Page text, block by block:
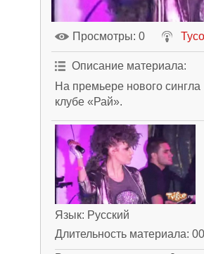
Просмотры: 0
Описание материала:
На премьере нового
клубе «Рай».
Язык: Русский
Длительность материала: